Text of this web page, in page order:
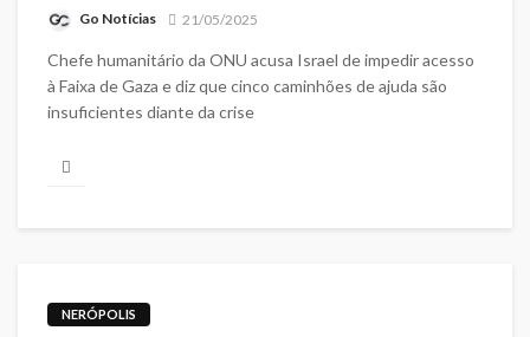
Go Notícias 21/05/2025
Chefe humanitário da ONU acusa Israel de impedir acesso
à Faixa de Gaza e diz que cinco caminhões de ajuda são
insuficientes diante da crise
NERÓPOLIS